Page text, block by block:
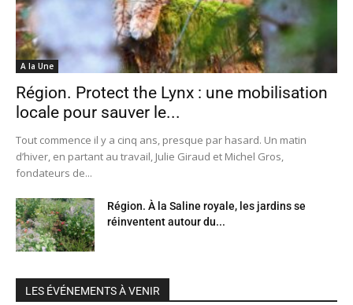
A la Une
Région. Protect the Lynx : une mobilisation
locale pour sauver le...
Tout commence il y a cinq ans, presque par hasard. Un matin
d’hiver, en partant au travail, Julie Giraud et Michel Gros,
fondateurs de...
Région. À la Saline royale, les jardins se
réinventent autour du...
LES ÉVÉNEMENTS À VENIR